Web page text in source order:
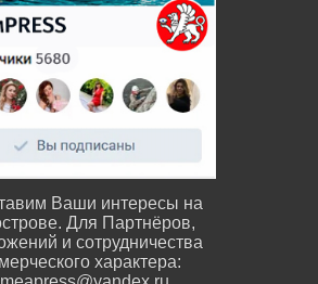
Ваши интересы на
Для Партнёров,
и сотрудничества
характера: